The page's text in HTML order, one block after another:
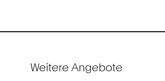
Weitere Angebote